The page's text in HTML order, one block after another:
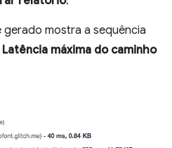
mostra a sequência
Latência máxima do caminho